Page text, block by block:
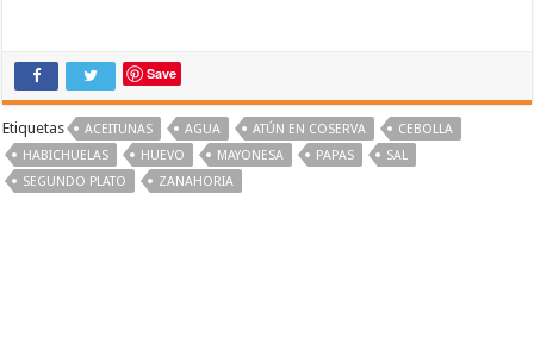
Save
Etiquetas ACEITUNAS AGUA ATÚN EN COSERVA
CEBOLLA
HABICHUELAS
HUEVO MAYONESA PAPAS
SAL
SEGUNDO PLATO
ZANAHORIA